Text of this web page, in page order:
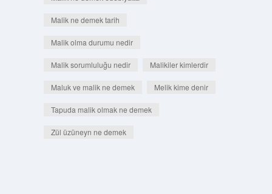
Malik ne demek tarih
Malik olma durumu nedir
Malik sorumluluğu nedir Malikiler kimlerdir
Maluk ve malik ne demek Melik kime denir
Tapuda malik olmak ne demek
Zül üzüneyn ne demek